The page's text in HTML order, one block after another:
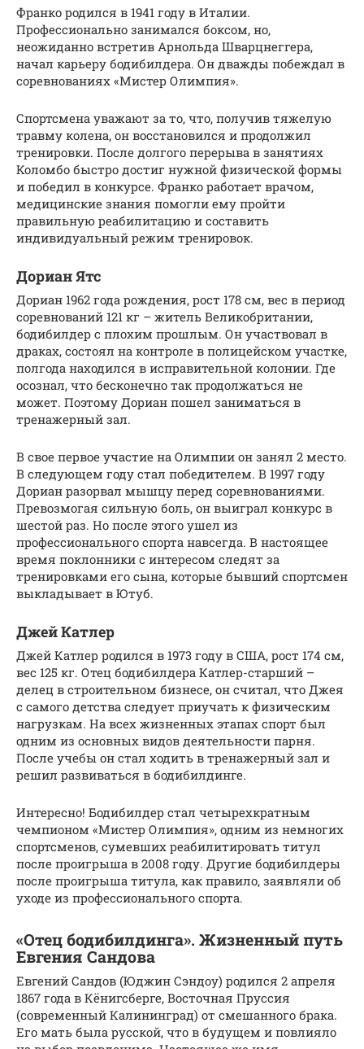
Франко родился в 1941 году в Италии.
Профессионально занимался боксом, но,
неожиданно встретив Арнольда Шварцнеггера,
начал карьеру бодибилдера. Он дважды побеждал в
соревнованиях «Мистер Олимпия».
Спортсмена уважают за то, что, получив тяжелую
травму колена, он восстановился и продолжил
тренировки. После долгого перерыва в занятиях
Коломбо быстро достиг нужной физической формы
и победил в конкурсе. Франко работает врачом,
медицинские знания помогли ему пройти
правильную реабилитацию и составить
индивидуальный режим тренировок.
Дориан Ятс
Дориан 1962 года рождения, рост 178 см, вес в период
соревнований 121 кг – житель Великобритании,
бодибилдер с плохим прошлым. Он участвовал в
драках, состоял на контроле в полицейском участке,
полгода находился в исправительной колонии. Где
осознал, что бесконечно так продолжаться не
может. Поэтому Дориан пошел заниматься в
тренажерный зал.
В свое первое участие на Олимпии он занял 2 место.
В следующем году стал победителем. В 1997 году
Дориан разорвал мышцу перед соревнованиями.
Превозмогая сильную боль, он выиграл конкурс в
шестой раз. Но после этого ушел из
профессионального спорта навсегда. В настоящее
время поклонники с интересом следят за
тренировками его сына, которые бывший спортсмен
выкладывает в Ютуб.
Джей Катлер
Джей Катлер родился в 1973 году в США, рост 174 см,
вес 125 кг. Отец бодибилдера Катлер-старший –
делец в строительном бизнесе, он считал, что Джея
с самого детства следует приучать к физическим
нагрузкам. На всех жизненных этапах спорт был
одним из основных видов деятельности парня.
После учебы он стал ходить в тренажерный зал и
решил развиваться в бодибилдинге.
Интересно! Бодибилдер стал четырехкратным
чемпионом «Мистер Олимпия», одним из немногих
спортсменов, сумевших реабилитировать титул
после проигрыша в 2008 году. Другие бодибилдеры
после проигрыша титула, как правило, заявляли об
уходе из профессионального спорта.
«Отец бодибилдинга». Жизненный путь
Евгения Сандова
Евгений Сандов (Юджин Сэндоу) родился 2 апреля
1867 года в Кёнигсберге, Восточная Пруссия
(современный Калининград) от смешанного брака.
Его мать была русской, что в будущем и повлияло